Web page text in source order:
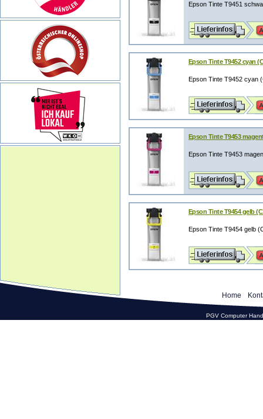
Epson Tinte T9451
Epson Tinte T9452 cyan
Epson Tinte T9452 cyan
Epson Tinte T9453
Epson Tinte T9453
Epson Tinte T9454 gelb
Epson Tinte T9454 gelb
Home
PGV Computer